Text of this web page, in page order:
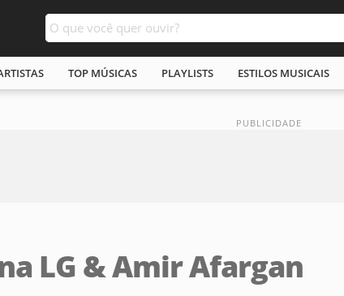
TOP MÚSICAS PLAYLISTS ESTILOS MUSICAIS
LG & Amir Afargan